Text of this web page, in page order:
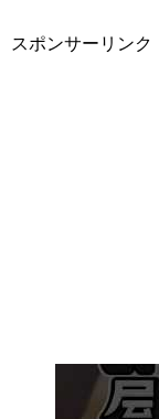
スポンサーリンク